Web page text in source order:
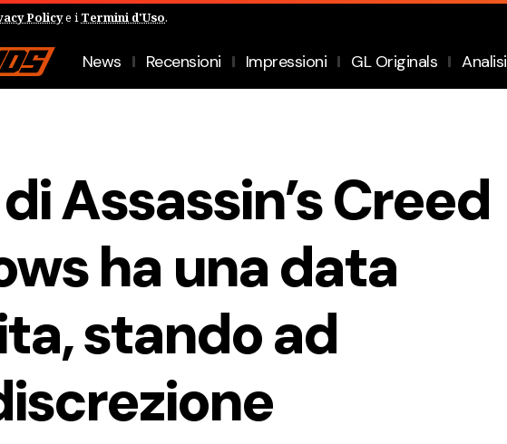
Policye i Termini d'Uso.
News Recensioni Impressioni GL Originals Analisi
Assassin’s Creed
ha una data
stando ad